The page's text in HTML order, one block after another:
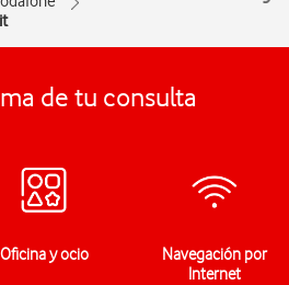
de tu consulta
Oficina y ocio
Navegación por
Internet